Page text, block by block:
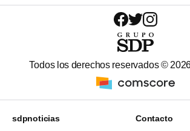
Todos los derechos reservados ©
sdpnoticias Contacto